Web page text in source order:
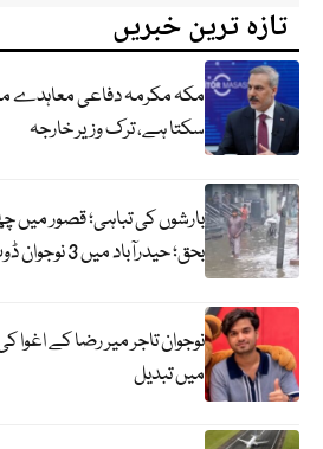
تازہ ترین خبریں
مکہ مکرمہ دفاعی معاہدے
سکتا ہے، ترک وزیر خارجہ
بحق؛ حیدرآباد میں 3 نوجوان ڈوب گئے
نوجوان تاجر میر رضا کے
میں تبدیل